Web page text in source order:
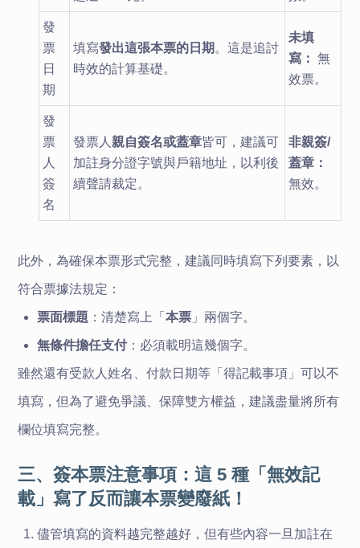
發
票
日
期
填寫發出這張本票的日期 。這是追討
時效的計算基礎。
未填
寫： 無
效票。
發
票
人
簽
名
發票人 親自簽名或蓋章皆可，建議可
加註身分證字號與戶籍地址，以利後
續聲請裁定。
非親簽/
蓋章：
無效。
此外，為確保本票形式完整，建議同時填寫下列要素，以
符合票據法規定：
票面標題 ：清楚寫上「本票 」兩個字。
無條件擔任支付：必須載明這幾個字。
雖然還有受款人姓名、付款日期等「得記載事項」可以不
填寫，但為了避免爭議、保障雙方權益，建議盡量將所有
欄位填寫完整。
三、簽本票注意事項：這 5 種「無效記
載」寫了反而讓本票變廢紙！
儘管填寫的資料越完整越好，但有些內容一旦加註在